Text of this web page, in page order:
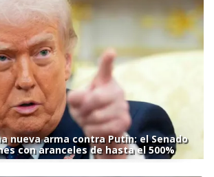
nueva arma contra Putin: el Senado
con aranceles de hasta el 500%